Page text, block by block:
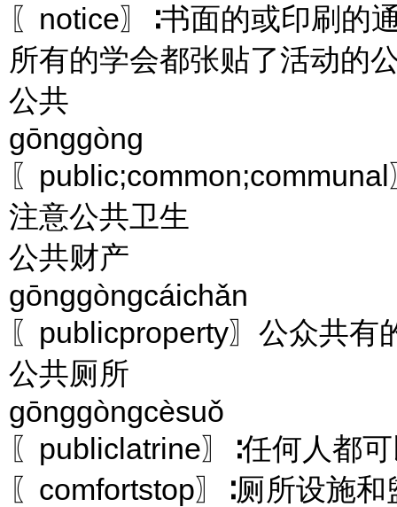
〖notice〗∶书面的或印刷的
所有的学会都张贴了活动的
公共
gōnggòng
〖
注意公共卫生
公共财产
gōnggòngcáichǎn
〖publicproperty〗公众共有
公共厕所
gōnggòngcèsuǒ
〖publiclatrine〗∶任何人都
〖comfortstop〗∶厕所设施